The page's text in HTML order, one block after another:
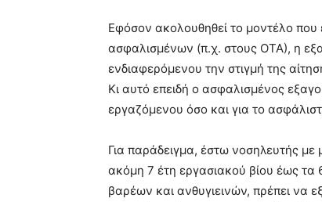
Εφόσον ακολουθηθεί το μοντέλο
ασφαλισμένων (π.χ. στους ΟΤΑ), η
ενδιαφερόμενου την στιγμή της
Κι αυτό επειδή ο ασφαλισμένος
εργαζόμενου όσο και για το
Για παράδειγμα, έστω νοσηλευτής με
ακόμη 7 έτη εργασιακού βίου έως
βαρέων και ανθυγιεινών, πρέπει να